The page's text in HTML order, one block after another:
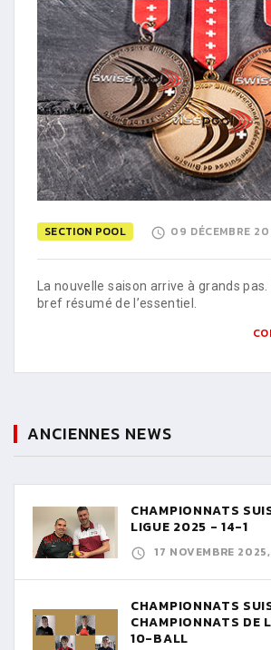
SECTION POOL 09 DÉCEMBRE
La nouvelle saison arrive à grands
bref résumé de l’essentiel.
ANCIENNES NEWS
CHAMPIONNATS
LIGUE 2025 - 14-1
17 NOVEMBRE
CHAMPIONNATS
CHAMPIONNATS DE
10-BALL